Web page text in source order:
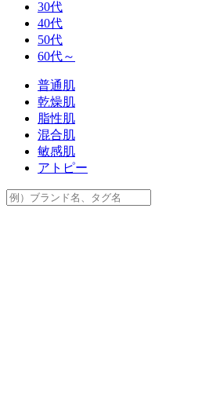
30代
40代
50代
60代～
普通肌
乾燥肌
脂性肌
混合肌
敏感肌
アトピー